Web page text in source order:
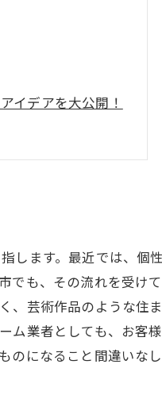
イデアを大公開！
アとは？
作る方法とは？
します。最近では、個
でも、その流れを受け
芸術作品のような住
ム業者としても、お客
になること間違いなし